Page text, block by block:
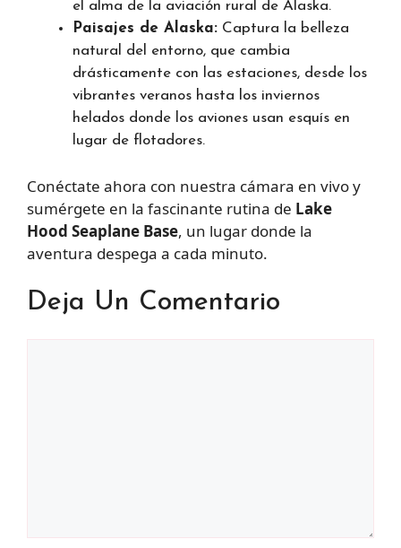
el alma de la aviación rural de Alaska.
Paisajes de Alaska: Captura la belleza
natural del entorno, que cambia
drásticamente con las estaciones, desde los
vibrantes veranos hasta los inviernos
helados donde los aviones usan esquís en
lugar de flotadores.
Conéctate ahora con nuestra cámara en vivo y
sumérgete en la fascinante rutina de Lake
Hood Seaplane Base, un lugar donde la
aventura despega a cada minuto.
Deja Un Comentario